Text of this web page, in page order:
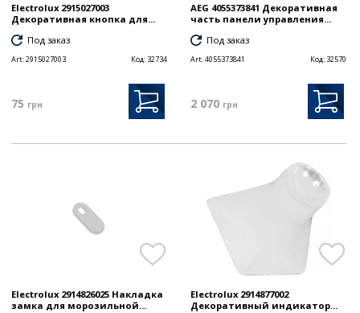
Electrolux 2915027003
Декоративная кнопка для...
Под заказ
Art:2915027003 Код: 32734
75 грн
AEG 4055373841 Декоративная
часть панели управления...
Под заказ
Art:4055373841 Код: 32570
2 070 грн
Electrolux 2914826025 Накладка
замка для морозильной...
Electrolux 2914877002
Декоративный индикатор...